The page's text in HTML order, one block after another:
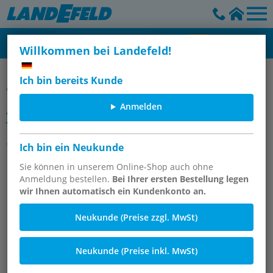
Willkommen bei Landefeld!
Ich bin bereits Kunde
Anmelden
Ich bin ein Neukunde
Sie können in unserem Online-Shop auch ohne
Anmeldung bestellen. Bei Ihrer ersten Bestellung legen
wir Ihnen automatisch ein Kundenkonto an.
Neukunde (Preise zzgl. MwSt)
Neukunde (Preise inkl. MwSt)
CK-Schnellverschraubungen aus Messing, POM & Aluminium -
CK
Artikelgruppe
T-Verschraubungen, konisches
Gewinde, CK